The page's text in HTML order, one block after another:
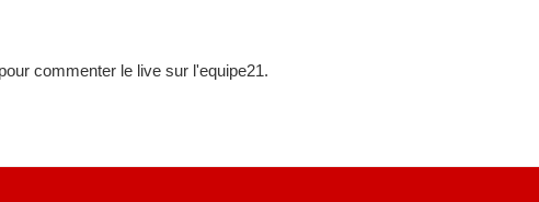
commenter le live sur l'equipe21.